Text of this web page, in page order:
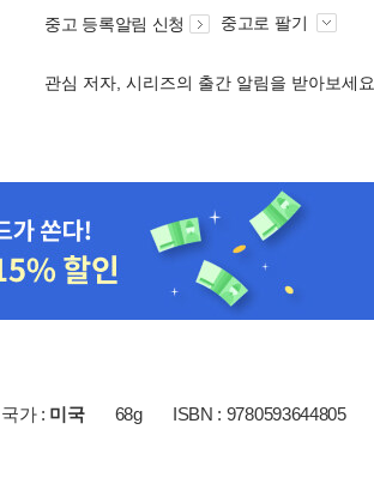
중고 등록알림 신청 중고로 팔기
관심 저자, 시리즈의 출간 알림을 받아보세요
국가 : 미국 68g
ISBN : 9780593644805